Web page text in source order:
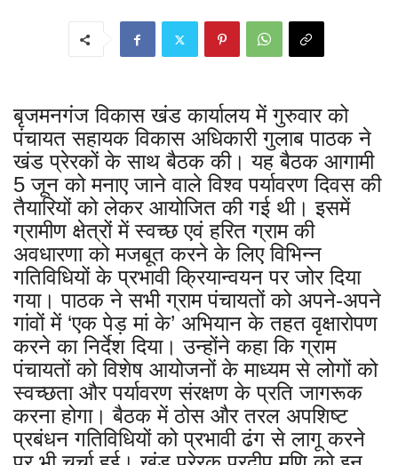
बृजमनगंज विकास खंड कार्यालय में गुरुवार को
पंचायत सहायक विकास अधिकारी गुलाब पाठक ने
खंड प्रेरकों के साथ बैठक की। यह बैठक आगामी
5 जून को मनाए जाने वाले विश्व पर्यावरण दिवस की
तैयारियों को लेकर आयोजित की गई थी। इसमें
ग्रामीण क्षेत्रों में स्वच्छ एवं हरित ग्राम की
अवधारणा को मजबूत करने के लिए विभिन्न
गतिविधियों के प्रभावी क्रियान्वयन पर जोर दिया
गया। पाठक ने सभी ग्राम पंचायतों को अपने-अपने
गांवों में ‘एक पेड़ मां के’ अभियान के तहत वृक्षारोपण
करने का निर्देश दिया। उन्होंने कहा कि ग्राम
पंचायतों को विशेष आयोजनों के माध्यम से लोगों को
स्वच्छता और पर्यावरण संरक्षण के प्रति जागरूक
करना होगा। बैठक में ठोस और तरल अपशिष्ट
प्रबंधन गतिविधियों को प्रभावी ढंग से लागू करने